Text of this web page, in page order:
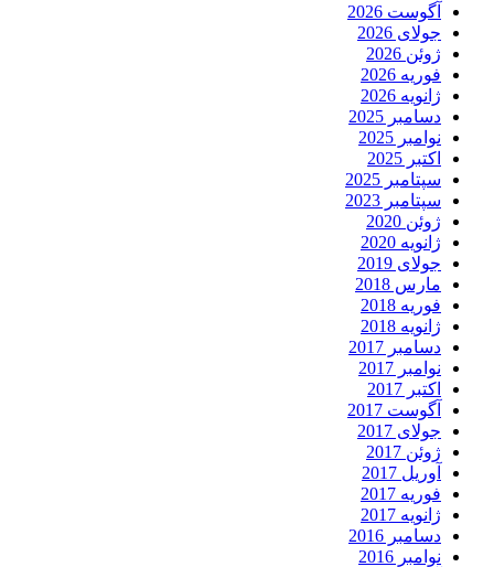
آگوست 2026
جولای 2026
ژوئن 2026
فوریه 2026
ژانویه 2026
دسامبر 2025
نوامبر 2025
اکتبر 2025
سپتامبر 2025
سپتامبر 2023
ژوئن 2020
ژانویه 2020
جولای 2019
مارس 2018
فوریه 2018
ژانویه 2018
دسامبر 2017
نوامبر 2017
اکتبر 2017
آگوست 2017
جولای 2017
ژوئن 2017
آوریل 2017
فوریه 2017
ژانویه 2017
دسامبر 2016
نوامبر 2016